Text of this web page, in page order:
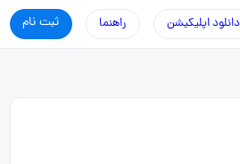
ثبت نام راهنما دانلود اپلیکیشن